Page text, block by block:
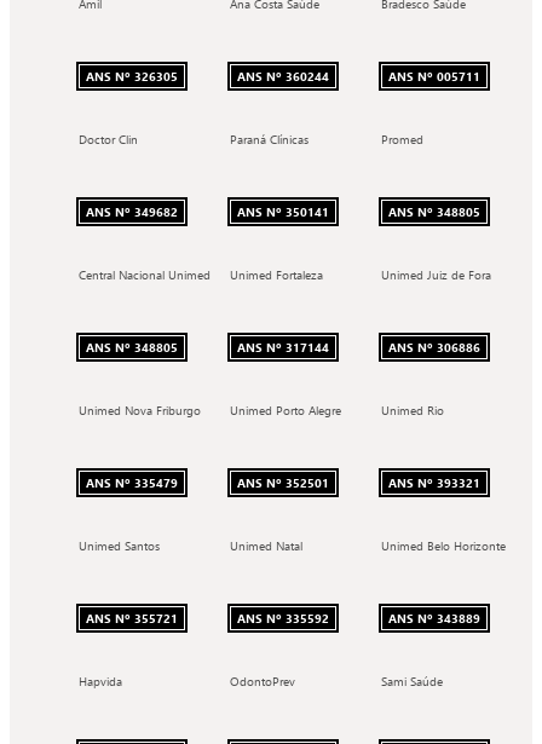
Amil
ANS Nº 326305
Ana Costa Saúde
ANS Nº 360244
Bradesco Saúde
ANS Nº 005711
Doctor Clin
ANS Nº 349682
Paraná Clínicas
ANS Nº 350141
Promed
ANS Nº 348805
Central Nacional Unimed
ANS Nº 348805
Unimed Fortaleza
ANS Nº 317144
Unimed Juiz de Fora
ANS Nº 306886
Unimed Nova Friburgo
ANS Nº 335479
Unimed Porto Alegre
ANS Nº 352501
Unimed Rio
ANS Nº 393321
Unimed Santos
ANS Nº 355721
Unimed Natal
ANS Nº 335592
Unimed Belo Horizonte
ANS Nº 343889
Hapvida OdontoPrev Sami Saúde